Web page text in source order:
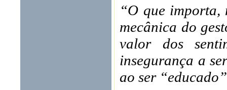
“O que importa,
mecânica do
valor dos
insegurança a
ao ser